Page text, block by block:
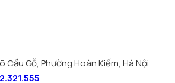
Cầu Gỗ, Phường Hoàn Kiếm, Hà Nội